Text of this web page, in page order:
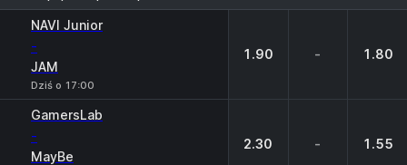
NAVI Junior
-
JAM
Dziś o 17:00
1.90 - 1.80
GamersLab
-
MayBe
2.30 - 1.55